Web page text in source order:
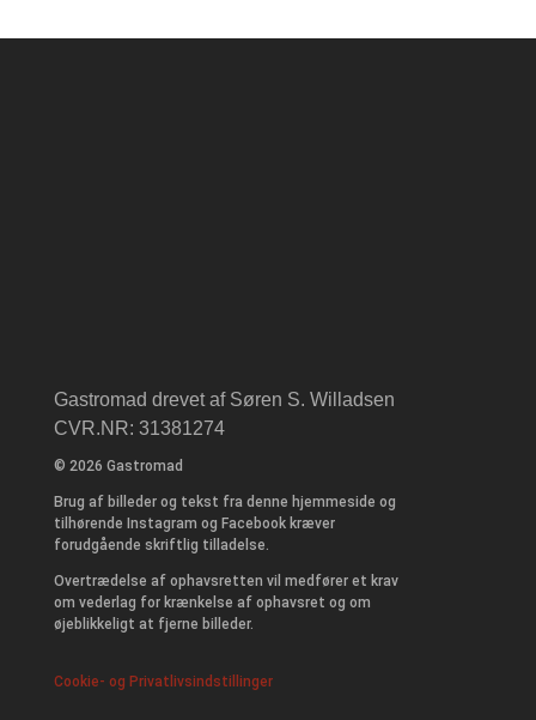
Gastromad drevet af Søren S. Willadsen
CVR.NR: 31381274
© 2026 Gastromad
Brug af billeder og tekst fra denne hjemmeside og
tilhørende Instagram og Facebook kræver
forudgående skriftlig tilladelse.
Overtrædelse af ophavsretten vil medfører et krav
om vederlag for krænkelse af ophavsret og om
øjeblikkeligt at fjerne billeder.
Cookie- og Privatlivsindstillinger